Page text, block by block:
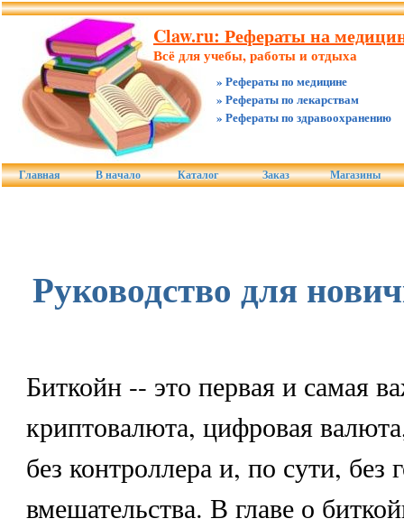
Claw.ru: Рефераты на
Всё для учебы, работы и отдыха
» Рефераты по медицине
» Рефераты по лекарствам
» Рефераты по здравоохранению
Главная В начало Каталог Заказ Магазины
Руководство для
Биткойн -- это первая и самая
криптовалюта, цифровая
без контроллера и, по сути, без
вмешательства. В главе о